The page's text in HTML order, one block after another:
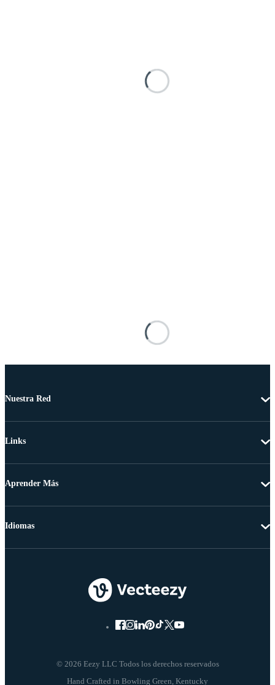
Nuestra Red
Links
Aprender Más
© 2026 Eezy LLC Todos los derechos reservados
Idiomas